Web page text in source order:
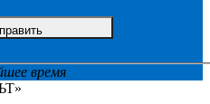
время